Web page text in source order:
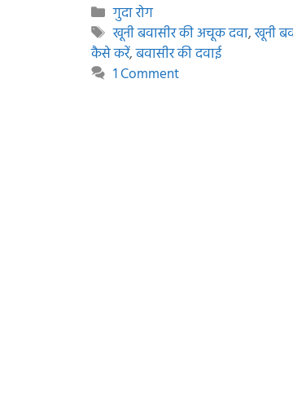
Categories
गुदा रोग
Tags
खूनी बवासीर की अचूक दवा,खूनी
कैसे करें,बवासीर की दवाई
1 Comment